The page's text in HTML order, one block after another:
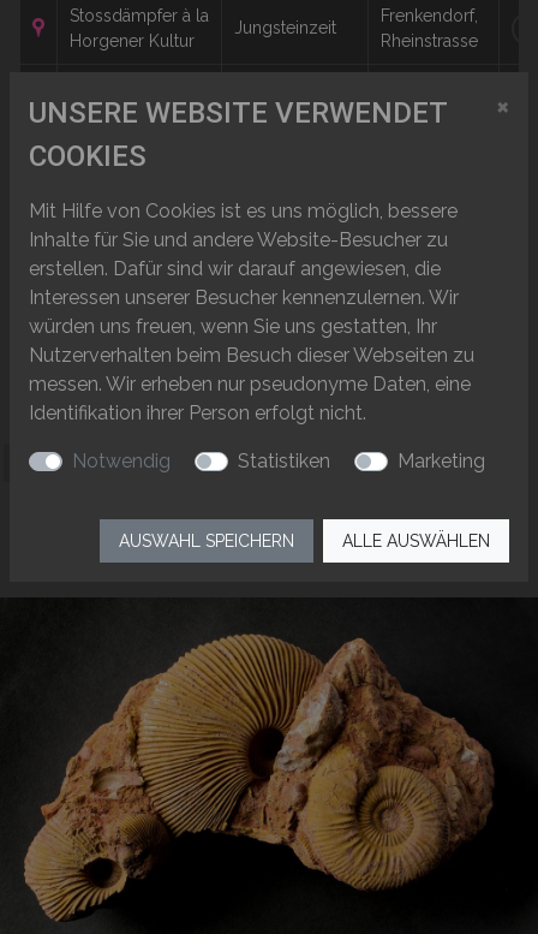
Stossdämpfer à la
Horgener Kultur
Jungsteinzeit
Frenkendorf,
Rheinstrasse
Conginna Ältere Eisenzeit
Margelacker
Eine der grössten
Nordwestschweiz
Neuzeit,
Moderne
Burg
Big Data aus der
Welt der Toten
Römerzeit
Reinach-
Mausacker
Der Büechlihau
Jüngere
Eisenzeit,
Römerzeit
Füllinsdorf,
Büechlihau
‹‹ 1 2 4 5 ... 17 18 ›
UNSERE WEBSITE VERWENDET
COOKIES
×
Mit Hilfe von Cookies ist es uns möglich, bessere
Inhalte für Sie und andere Website-Besucher zu
erstellen. Dafür sind wir darauf angewiesen, die
Interessen unserer Besucher kennenzulernen. Wir
würden uns freuen, wenn Sie uns gestatten, Ihr
Nutzerverhalten beim Besuch dieser Webseiten zu
messen. Wir erheben nur pseudonyme Daten, eine
Identifikation ihrer Person erfolgt nicht.
Notwendig Statistiken Marketing
AUSWAHL SPEICHERN ALLE AUSWÄHLEN